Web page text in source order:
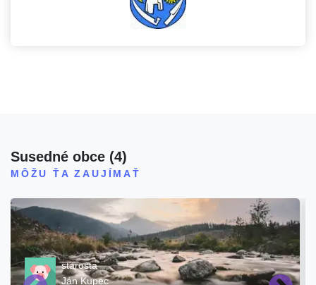
Susedné obce (4)
MÔŽU ŤA ZAUJÍMAŤ
starosta
Ján Kupec